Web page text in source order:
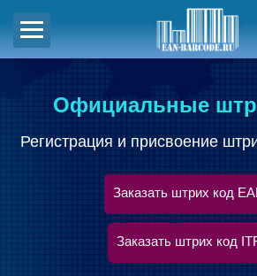
Официальные
Регистрация и присвоение
Заказать штрих код
Заказать штрих код